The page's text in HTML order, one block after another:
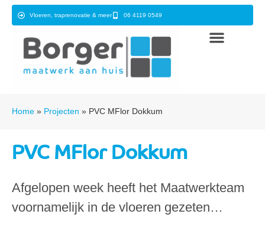
Vloeren, traprenovatie & meer 06 4119 0549
Home » Projecten » PVC MFlor Dokkum
PVC MFlor Dokkum
Afgelopen week heeft het Maatwerkteam
voornamelijk in de vloeren gezeten…